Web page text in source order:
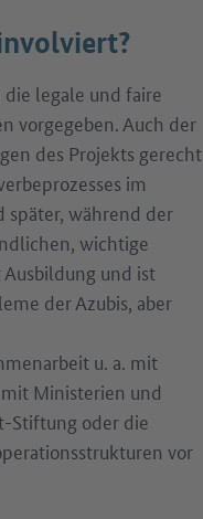
legale und faire
vorgegeben. Auch der
des Projekts gerecht
im
später, während der
wichtige
Ausbildung und ist
der Azubis, aber
u. a. mit
Ministerien und
Stiftung oder die
vor